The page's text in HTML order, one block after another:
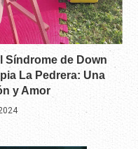
Síndrome de Down
La Pedrera: Una
y Amor